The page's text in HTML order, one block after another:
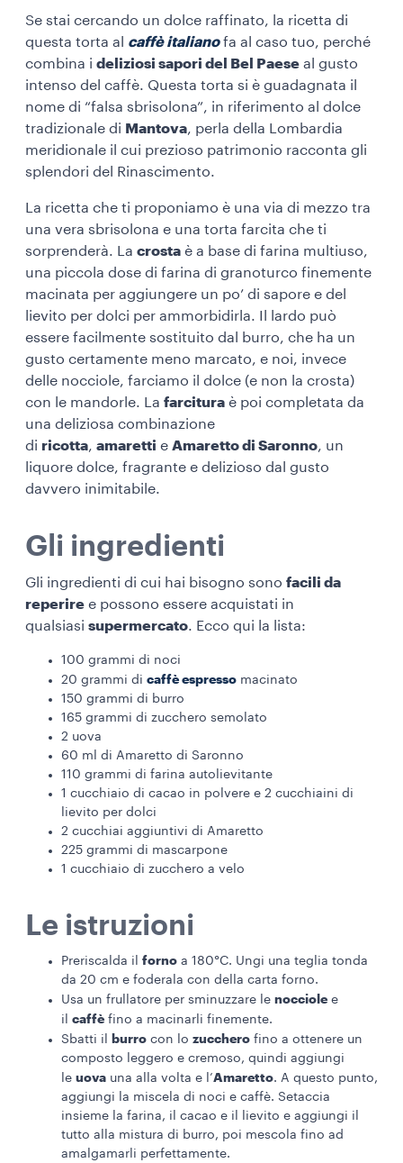
Se stai cercando un dolce raffinato, la ricetta di
questa torta al
caffè italianofa al caso tuo, perché
combina i deliziosi sapori del Bel Paese al gusto
intenso del caffè. Questa torta si è guadagnata il
nome di “falsa sbrisolona”, in riferimento al dolce
tradizionale di Mantova, perla della Lombardia
meridionale il cui prezioso patrimonio racconta gli
splendori del Rinascimento.
La ricetta che ti proponiamo è una via di mezzo tra
una vera sbrisolona e una torta farcita che ti
sorprenderà. La crosta è a base di farina multiuso,
una piccola dose di farina di granoturco finemente
macinata per aggiungere un po’ di sapore e del
lievito per dolci per ammorbidirla. Il lardo può
essere facilmente sostituito dal burro, che ha un
gusto certamente meno marcato, e noi, invece
delle nocciole, farciamo il dolce (e non la crosta)
con le mandorle. La farcitura è poi completata da
una deliziosa combinazione
di ricotta, amaretti e Amaretto di Saronno, un
liquore dolce, fragrante e delizioso dal gusto
davvero inimitabile.
Gli ingredienti
Gli ingredienti di cui hai bisogno sono facili da
reperire e possono essere acquistati in
qualsiasi supermercato. Ecco qui la lista:
100 grammi di noci
20 grammi di caffè espresso macinato
150 grammi di burro
165 grammi di zucchero semolato
2 uova
60 ml di Amaretto di Saronno
110 grammi di farina autolievitante
1 cucchiaio di cacao in polvere e 2 cucchiaini di
lievito per dolci
2 cucchiai aggiuntivi di Amaretto
225 grammi di mascarpone
1 cucchiaio di zucchero a velo
Le istruzioni
Preriscalda il forno a 180°C. Ungi una teglia tonda
da 20 cm e foderala con della carta forno.
Usa un frullatore per sminuzzare le nocciole e
il caffè fino a macinarli finemente.
Sbatti il
burro con lo zucchero fino a ottenere un
composto leggero e cremoso, quindi aggiungi
le uova una alla volta e l’Amaretto. A questo punto,
aggiungi la miscela di noci e caffè. Setaccia
insieme la farina, il cacao e il lievito e aggiungi il
tutto alla mistura di burro, poi mescola fino ad
amalgamarli perfettamente.